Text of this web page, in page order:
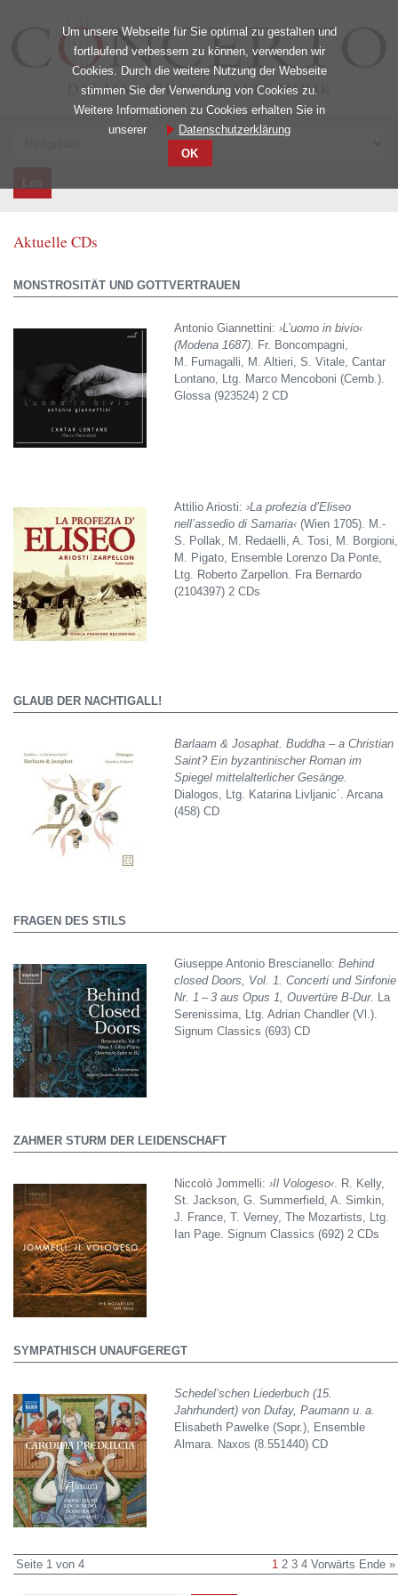
Aktuelle CDs
MONSTROSITÄT UND GOTTVERTRAUEN
Antonio Giannettini: ›L’uomo in bivio‹
(Modena 1687). Fr. Boncompagni,
M. Fumagalli, M. Altieri, S. Vitale, Cantar
Lontano, Ltg. Marco Mencoboni (Cemb.).
Glossa (923524) 2 CD
Attilio Ariosti: ›La profezia d’Eliseo
nell’assedio di Samaria‹ (Wien 1705). M.-
S. Pollak, M. Redaelli, A. Tosi, M. Borgioni,
M. Pigato, Ensemble Lorenzo Da Ponte,
Ltg. Roberto Zarpellon. Fra Bernardo
(2104397) 2 CDs
GLAUB DER NACHTIGALL!
Barlaam & Josaphat. Buddha – a Christian
Saint? Ein byzantinischer Roman im
Spiegel mittelalterlicher Gesänge.
Dialogos, Ltg. Katarina Livljanic´. Arcana
(458) CD
FRAGEN DES STILS
Giuseppe Antonio Brescianello: Behind
closed Doors, Vol. 1. Concerti und Sinfonie
Nr. 1 – 3 aus Opus 1, Ouvertüre B-Dur. La
Serenissima, Ltg. Adrian Chandler (Vl.).
Signum Classics (693) CD
ZAHMER STURM DER LEIDENSCHAFT
Niccolò Jommelli: ›Il Vologeso‹. R. Kelly,
St. Jackson, G. Summerfield, A. Simkin,
J. France, T. Verney, The Mozartists, Ltg.
Ian Page. Signum Classics (692) 2 CDs
SYMPATHISCH UNAUFGEREGT
Schedel’schen Liederbuch (15.
Jahrhundert) von Dufay, Paumann u. a.
Elisabeth Pawelke (Sopr.), Ensemble
Almara. Naxos (8.551440) CD
Seite 1 von 4 1 2 3 4 Vorwärts Ende »
Um unsere Webseite für Sie optimal zu gestalten und
fortlaufend verbessern zu können, verwenden wir
Cookies. Durch die weitere Nutzung der Webseite
stimmen Sie der Verwendung von Cookies zu.
Weitere Informationen zu Cookies erhalten Sie in
unserer
Datenschutzerklärung
OK